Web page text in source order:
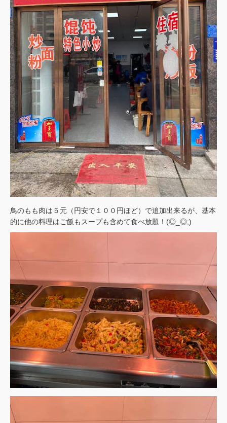
鳥のもも肉は５元（円安で１００円ほど）で追加出来るが、基本
的に他の料理はご飯もスープも含めて食べ放題！(◎_◎;)